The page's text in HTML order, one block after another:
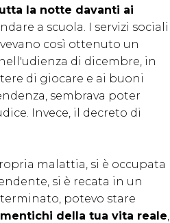
la notte davanti ai
a scuola. I servizi sociali
così ottenuto un
di dicembre, in
di giocare e ai buoni
sembrava poter
Invece, il decreto di
malattia, si è occupata
si è recata in un
potevo stare
della tua vita reale,